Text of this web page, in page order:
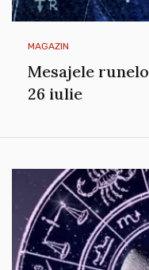
MAGAZIN
Mesajele
26 iulie